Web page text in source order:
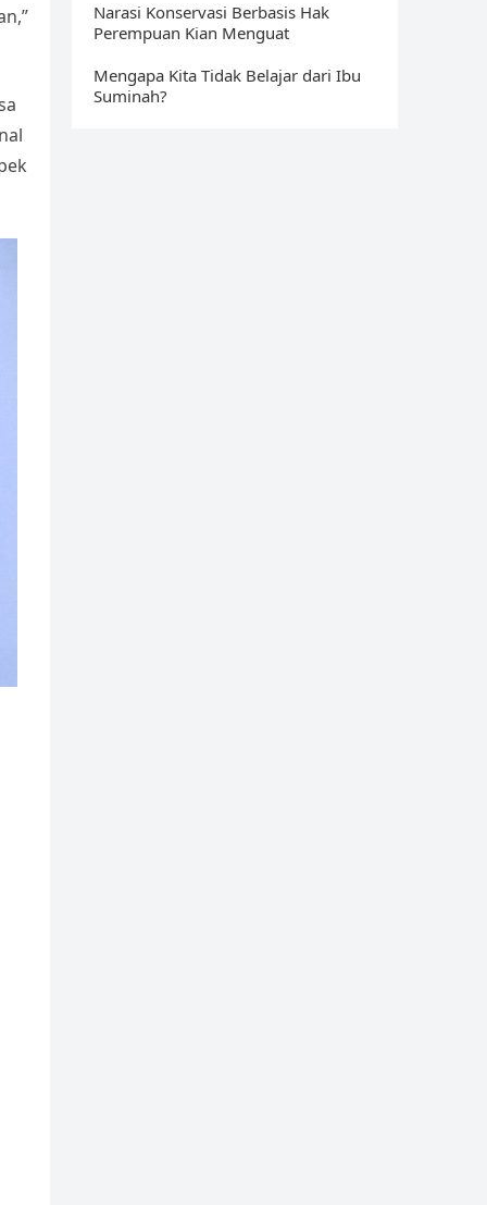
Narasi Konservasi Berbasis Hak
Perempuan Kian Menguat
Mengapa Kita Tidak Belajar dari Ibu
Suminah?